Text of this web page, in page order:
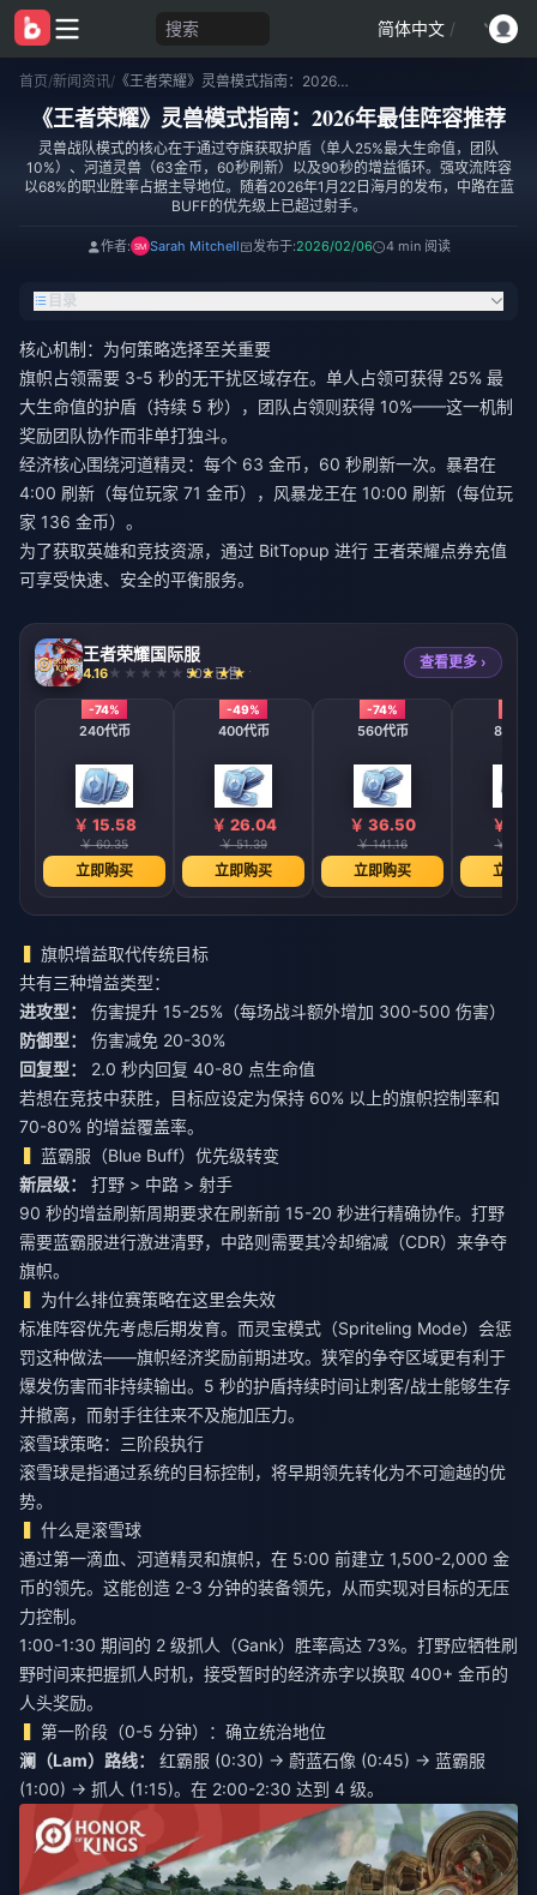
搜索 简体中文 /
首页/新闻资讯/ 《王者荣耀》灵兽模式指南：2026年最佳阵容推荐
《王者荣耀》灵兽模式指南：2026年最佳阵容推荐
灵兽战队模式的核心在于通过夺旗获取护盾（单人25%最大生命值，团队
10%）、河道灵兽（63金币，60秒刷新）以及90秒的增益循环。强攻流阵容
以68%的职业胜率占据主导地位。随着2026年1月22日海月的发布，中路在蓝
BUFF的优先级上已超过射手。
作者: Sarah Mitchell 发布于:2026/02/06 4 min 阅读
目录
核心机制：为何策略选择至关重要
旗帜占领需要 3-5 秒的无干扰区域存在。单人占领可获得 25% 最
大生命值的护盾（持续 5 秒），团队占领则获得 10%——这一机制
奖励团队协作而非单打独斗。
经济核心围绕河道精灵：每个 63 金币，60 秒刷新一次。暴君在
4:00 刷新（每位玩家 71 金币），风暴龙王在 10:00 刷新（每位玩
家 136 金币）。
为了获取英雄和竞技资源，通过 BitTopup 进行 王者荣耀点券充值
可享受快速、安全的平衡服务。
王者荣耀国际服
4.16 502 已售
查看更多 ›
-74%
240代币
￥ 15.58
￥ 60.35
立即购买
-49%
400代币
￥ 26.04
￥ 51.39
立即购买
-74%
560代币
￥ 36.50
￥ 141.16
立即购买
800
￥
￥
立即
旗帜增益取代传统目标
共有三种增益类型：
进攻型：
伤害提升 15-25%（每场战斗额外增加 300-500 伤害）
防御型：
伤害减免 20-30%
回复型：
2.0 秒内回复 40-80 点生命值
若想在竞技中获胜，目标应设定为保持 60% 以上的旗帜控制率和
70-80% 的增益覆盖率。
蓝霸服（Blue Buff）优先级转变
新层级：
打野 > 中路 > 射手
90 秒的增益刷新周期要求在刷新前 15-20 秒进行精确协作。打野
需要蓝霸服进行激进清野，中路则需要其冷却缩减（CDR）来争夺
旗帜。
为什么排位赛策略在这里会失效
标准阵容优先考虑后期发育。而灵宝模式（Spriteling Mode）会惩
罚这种做法——旗帜经济奖励前期进攻。狭窄的争夺区域更有利于
爆发伤害而非持续输出。5 秒的护盾持续时间让刺客/战士能够生存
并撤离，而射手往往来不及施加压力。
滚雪球策略：三阶段执行
滚雪球是指通过系统的目标控制，将早期领先转化为不可逾越的优
势。
什么是滚雪球
通过第一滴血、河道精灵和旗帜，在 5:00 前建立 1,500-2,000 金
币的领先。这能创造 2-3 分钟的装备领先，从而实现对目标的无压
力控制。
1:00-1:30 期间的 2 级抓人（Gank）胜率高达 73%。打野应牺牲刷
野时间来把握抓人时机，接受暂时的经济赤字以换取 400+ 金币的
人头奖励。
第一阶段（0-5 分钟）：确立统治地位
澜（Lam）路线：
红霸服 (0:30) → 蔚蓝石像 (0:45) → 蓝霸服
(1:00) → 抓人 (1:15)。在 2:00-2:30 达到 4 级。